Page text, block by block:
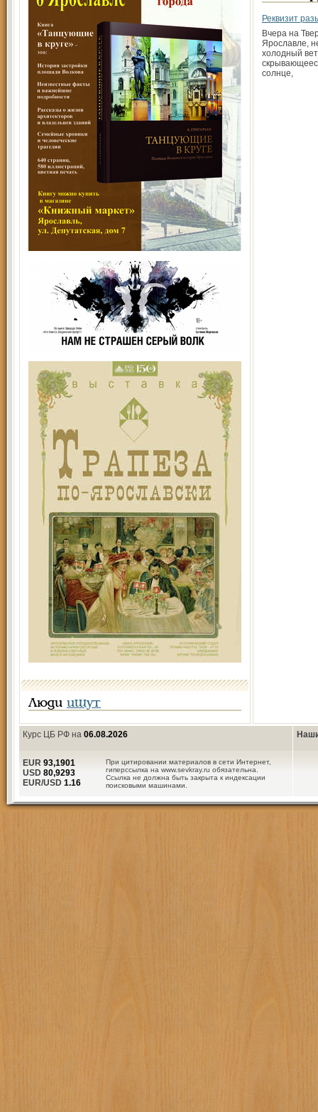
Люди ищут
Реквизит
Вчера на
Ярославле,
холодный
солнце,
Курс ЦБ РФ на 06.08.2026
При цитировании материалов в сети Интернет,
гиперссылка на www.sevkray.ru обязательна.
Ссылка не должна быть закрыта к индексации
поисковыми машинами.
EUR 93,1901
USD 80,9293
EUR/USD 1.16